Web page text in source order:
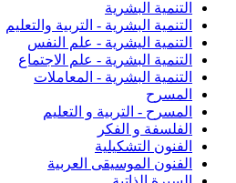
التنمية البشرية
التنمية البشرية - التربية والتعليم
التنمية اليشرية - علم النفس
التنمية البشرية - علم الاجتماع
التنمية البشرية - المعاملات
المسرح
المسرح - التربية و التعليم
الفلسفة و الفكر
الفنون التشكيلية
الفنون الموسيقى العربية